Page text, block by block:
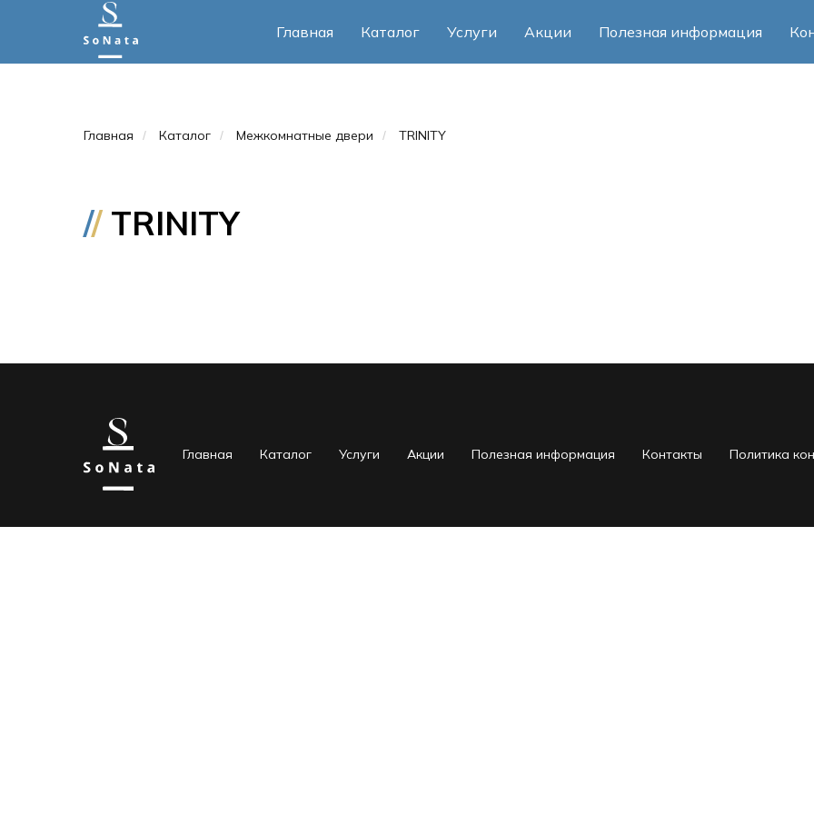
Главная Каталог Услуги Акции Полезная информация
Главная / Каталог / Межкомнатные двери / TRINITY
//TRINITY
Главная Каталог Услуги Акции Полезная информация Контакты Политика